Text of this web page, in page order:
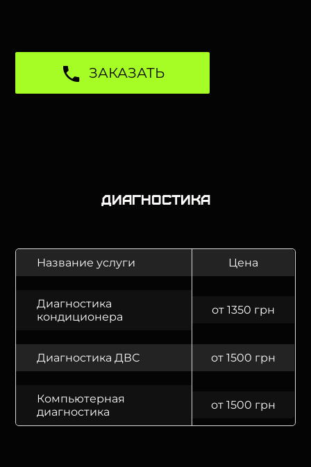
ЗАКАЗАТЬ
Диагностика
Название услуги Цена
Диагностика
кондиционера
от 1350 грн
Диагностика ДВС от 1500 грн
Компьютерная
диагностика
от 1500 грн